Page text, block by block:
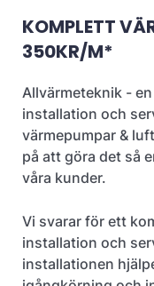
KOMPLETT
350KR/M*
Allvärmeteknik -
installation och
värmepumpar &
på att göra det så
våra kunder.
Vi svarar för ett
installation och
installationen